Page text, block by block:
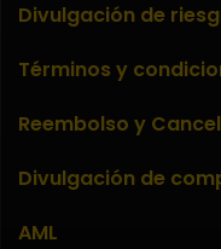
Divulgación de
Términos y
Reembolso y
Divulgación de
AML